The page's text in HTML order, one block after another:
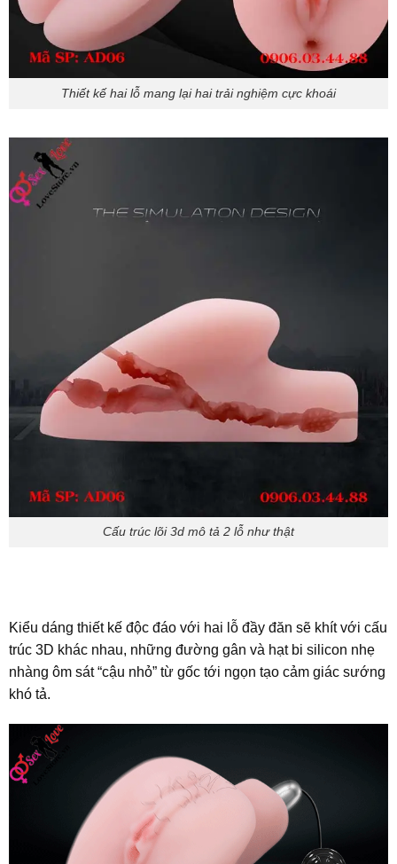
Thiết kế hai lỗ mang lại hai trải nghiệm cực khoái
Cấu trúc lõi 3d mô tả 2 lỗ như thật
Kiểu dáng thiết kế độc đáo với hai lỗ đầy đăn sẽ khít với cấu
trúc 3D khác nhau, những đường gân và hạt bi silicon nhẹ
nhàng ôm sát “cậu nhỏ” từ gốc tới ngọn tạo cảm giác sướng
khó tả.